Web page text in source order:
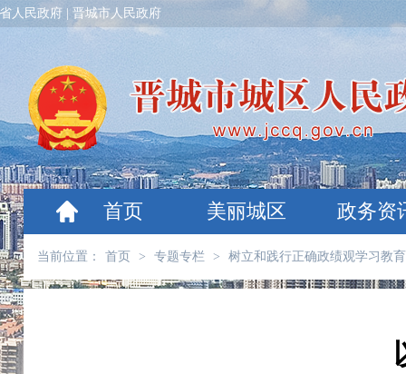
人民政府 晋城市人民政府
首页 美丽城区 政务资
当前位置： 首页 > 专题专栏 > 树立和践行正确政绩观学习教育